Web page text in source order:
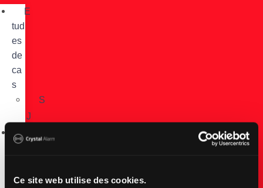
Ce site web utilise des cookies.
E
tud
es
de
ca
s
S
J
e